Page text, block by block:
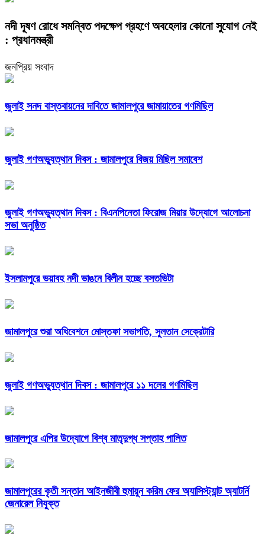
নদী দূষণ রোধে সমন্বিত পদক্ষেপ গ্রহণে অবহেলার কোনো সুযোগ নেই
: প্রধানমন্ত্রী
জনপ্রিয় সংবাদ
জুলাই সনদ বাস্তবায়নের দাবিতে জামালপুরে জামায়াতের গণমিছিল
জুলাই গণঅভ্যুত্থান দিবস : জামালপুরে বিজয় মিছিল সমাবেশ
জুলাই গণঅভ্যুত্থান দিবস : বিএনপিনেতা ফিরোজ মিয়ার উদ্যোগে আলোচনা
সভা অনুষ্ঠিত
ইসলামপুরে ভয়াবহ নদী ভাঙনে বিলীন হচ্ছে বসতভিটা
জামালপুরে শুরা অধিবেশনে মোস্তফা সভাপতি, সুলতান সেক্রেটারি
জুলাই গণঅভ্যুত্থান দিবস : জামালপুরে ১১ দলের গণমিছিল
জামালপুরে এপির উদ্যোগে বিশ্ব মাতৃদুগ্ধ সপ্তাহ পালিত
জামালপুরের কৃতী সন্তান আইনজীবী হুমায়ুন করিম ফের অ্যাসিস্ট্যান্ট অ্যাটর্নি
জেনারেল নিযুক্ত